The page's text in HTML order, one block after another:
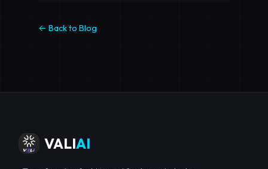
← Back to Blog
VALIAI